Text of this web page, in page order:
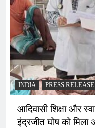
INDIA PRESS RELEASE
आदिवासी शिक्षा और
इंद्रजीत घोष को मिला